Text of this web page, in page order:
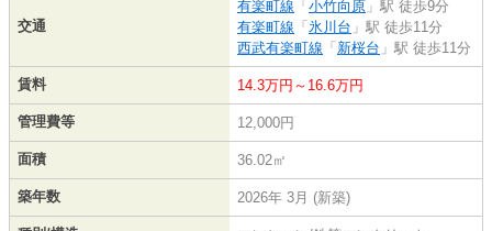
交通
有楽町線 「 小竹向原 」駅 徒歩9分
有楽町線 「 氷川台 」駅 徒歩11分
西武有楽町線 「 新桜台 」駅 徒歩11分
賃料 14.3万円～16.6万円
管理費等 12,000円
面積 36.02㎡
築年数 2026年 3月 (新築)